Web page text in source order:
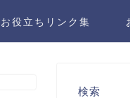
お役立ちリンク集
検索